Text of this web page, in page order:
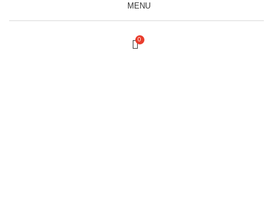
MENU
0